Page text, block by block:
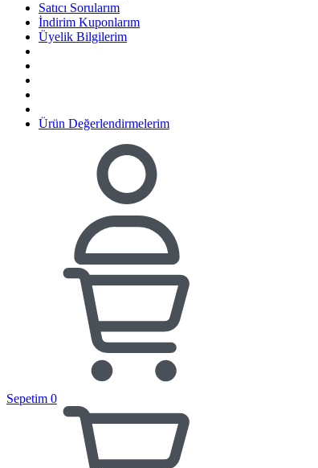
Satıcı Sorularım
İndirim Kuponlarım
Üyelik Bilgilerim
Ürün Değerlendirmelerim
Sepetim 0